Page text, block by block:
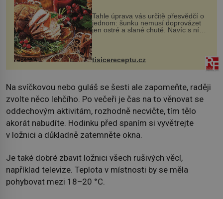
Tahle úprava vás určitě přesvědčí o
jednom: šunku nemusí doprovázet
jen ostré a slané chutě. Navíc s ní
nakrmíte poměrně hodně hladových
krků. Ingredience sádlo 3 kg šunky
vcelku 3 stroužky česneku hl...
tisicereceptu.cz
Na svíčkovou nebo guláš se šesti ale zapomeňte, raději
zvolte něco lehčího. Po večeři je čas na to věnovat se
oddechovým aktivitám, rozhodně necvičte, tím tělo
akorát nabudíte. Hodinku před spaním si vyvětrejte
v ložnici a důkladně zatemněte okna.
Je také dobré zbavit ložnici všech rušivých věcí,
například televize. Teplota v místnosti by se měla
pohybovat mezi 18–20 °C.